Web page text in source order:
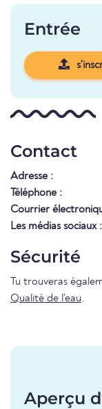
Entrée
Contact
Adresse :
Téléphone :
Courrier
Les médias sociaux :
Sécurité
Tu trouveras
Qualité de l'eau.
Aperçu